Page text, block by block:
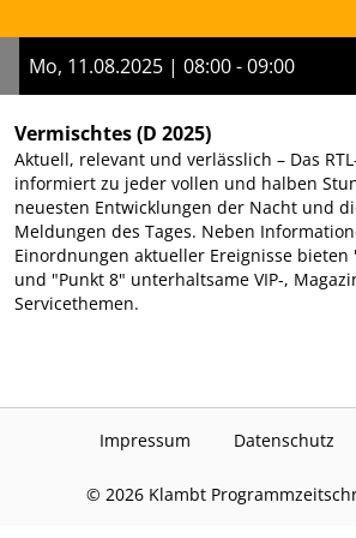
Mo, 11.08.2025 | 08:00 - 09:00
Vermischtes(D 2025)
Aktuell, relevant und verlässlich – Das
informiert zu jeder vollen und halben
neuesten Entwicklungen der Nacht und
Meldungen des Tages. Neben
Einordnungen aktueller Ereignisse bieten
und "Punkt 8" unterhaltsame VIP-,
Servicethemen.
Impressum Datenschutz
© 2026 Klambt